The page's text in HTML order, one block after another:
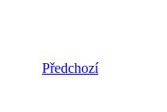
Předchozí